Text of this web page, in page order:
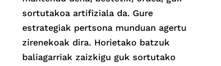
sortutakoa artifiziala da. Gure
estrategiak pertsona munduan agertu
zirenekoak dira. Horietako batzuk
baliagarriak zaizkigu guk sortutako